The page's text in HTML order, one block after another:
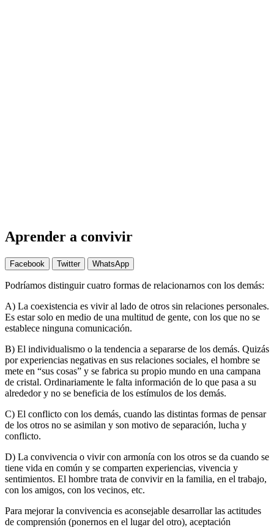
Aprender a convivir
Facebook Twitter WhatsApp
Podríamos distinguir cuatro formas de relacionarnos con los demás:
A) La coexistencia es vivir al lado de otros sin relaciones personales.
Es estar solo en medio de una multitud de gente, con los que no se
establece ninguna comunicación.
B) El individualismo o la tendencia a separarse de los demás. Quizás
por experiencias negativas en sus relaciones sociales, el hombre se
mete en “sus cosas” y se fabrica su propio mundo en una campana
de cristal. Ordinariamente le falta información de lo que pasa a su
alrededor y no se beneficia de los estímulos de los demás.
C) El conflicto con los demás, cuando las distintas formas de pensar
de los otros no se asimilan y son motivo de separación, lucha y
conflicto.
D) La convivencia o vivir con armonía con los otros se da cuando se
tiene vida en común y se comparten experiencias, vivencia y
sentimientos. El hombre trata de convivir en la familia, en el trabajo,
con los amigos, con los vecinos, etc.
Para mejorar la convivencia es aconsejable desarrollar las actitudes
de comprensión (ponernos en el lugar del otro), aceptación